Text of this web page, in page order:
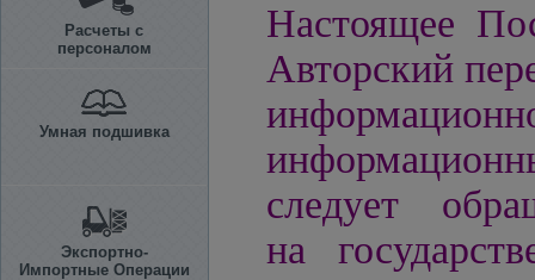
Расчеты с
персоналом
Умная подшивка
Экспортно-
Импортные Операции
Настоящее
Авторский
следует
на